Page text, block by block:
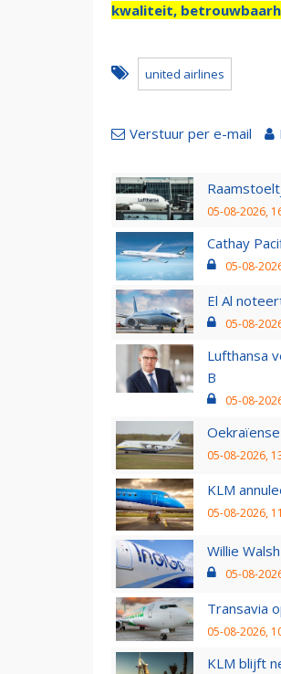
kwaliteit,
united airlines
Verstuur per e-mail
05-08-2026,
Cathay
05-08-
El Al
05-08-
Lufthansa
B
05-08-
05-08-2026,
KLM
05-08-2026,
Willie
05-08-
Transavia
05-08-2026,
KLM blijft